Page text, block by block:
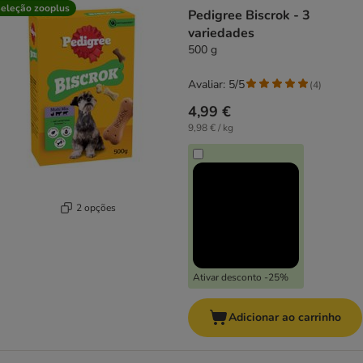
zooplus
2 opções
Pedigree Biscrok - 3
variedades
500 g
4,99 €
9,98 € / kg
Ativar desconto -25%
Avaliar: 5/5 (4)
Adicionar ao carrinho